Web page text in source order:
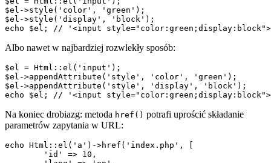
$el->style('color', 'green');
$el->style('display', 'block');
Albo nawet w najbardziej rozwlekły sposób:
$el = Html::el('input');
$el->appendAttribute('style', 'color', 'green');
$el->appendAttribute('style', 'display', 'block');
Na koniec drobiazg: metoda href() potrafi uprościć składanie
parametrów zapytania w URL:
echo Html::el('a')->href('index.php', [